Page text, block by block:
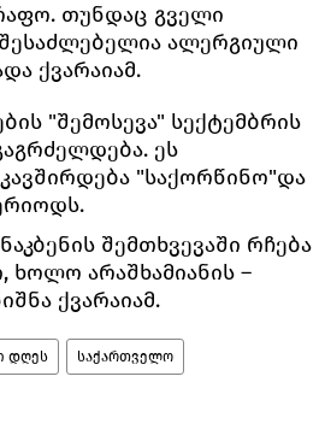
თუნდაც გველი
შესაძლებელია ალერგიული
ქვარაიამ.
"შემოსევა" სექტემბრის
ეს
"საქორწინო"და
შემთხვევაში რჩება
ხოლო არაშხამიანის –
ქვარაიამ.
დღეს საქართველო